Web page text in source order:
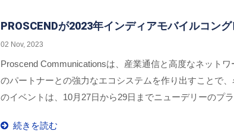
PROSCENDが2023年インディアモバイルコン
02 Nov, 2023
Proscend Communicationsは、産業通信と高度なネット
のパートナーとの強力なエコシステムを作り出すことで
のイベントは、10月27日から29日までニューデリーのプ
続きを読む